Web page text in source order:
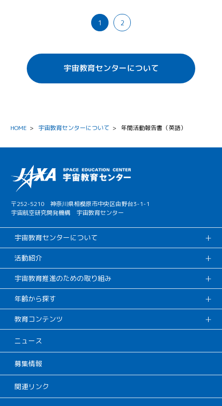
1 2
宇宙教育センターについて
HOME > 宇宙教育センターについて > 年間活動報告書（英語）
〒252-5210 神奈川県相模原市中央区由野台3-1-1
宇宙航空研究開発機構 宇宙教育センター
宇宙教育センターについて
活動紹介
宇宙教育推進のための取り組み
年齢から探す
教育コンテンツ
ニュース
募集情報
関連リンク